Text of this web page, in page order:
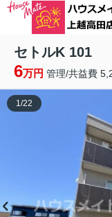
セトルK 101
6万円 管理/共益費
1/22